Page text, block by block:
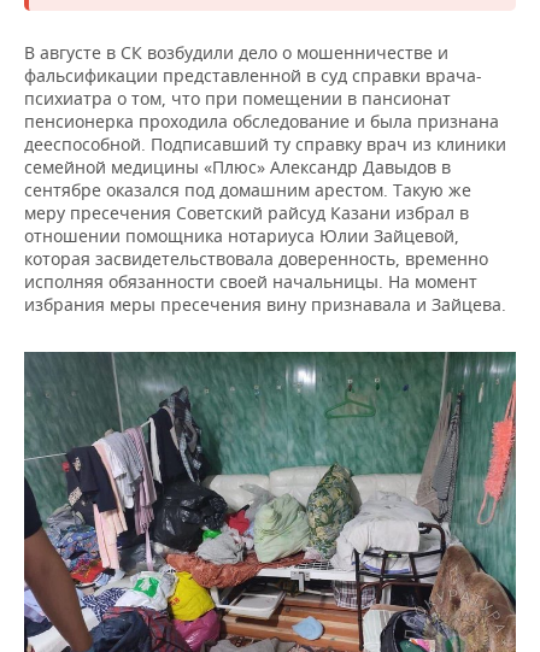
В августе в СК возбудили дело о мошенничестве и
фальсификации представленной в суд справки врача-
психиатра о том, что при помещении в пансионат
пенсионерка проходила обследование и была признана
дееспособной. Подписавший ту справку врач из клиники
семейной медицины «Плюс» Александр Давыдов в
сентябре оказался под домашним арестом. Такую же
меру пресечения Советский райсуд Казани избрал в
отношении помощника нотариуса Юлии Зайцевой,
которая засвидетельствовала доверенность, временно
исполняя обязанности своей начальницы. На момент
избрания меры пресечения вину признавала и Зайцева.